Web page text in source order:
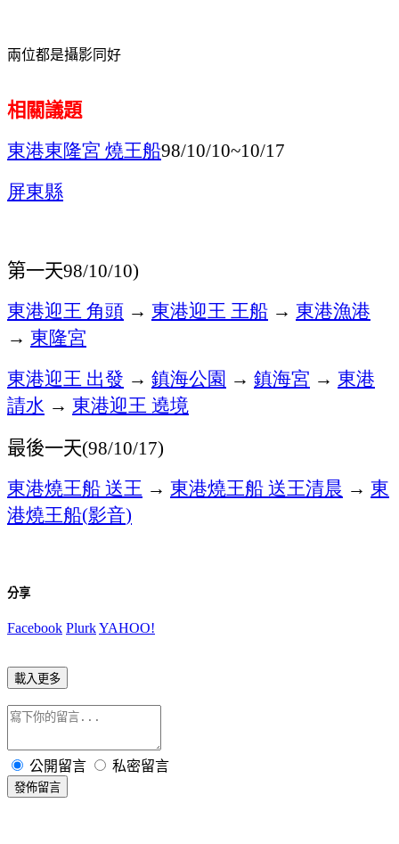
兩位都是攝影同好
相關議題
東港東隆宮 燒王船98/10/10~10/17
屏東縣
第一天98/10/10)
東港迎王 角頭 → 東港迎王 王船 → 東港漁港
→ 東隆宮
東港迎王 出發 → 鎮海公園 → 鎮海宮 → 東港
請水 → 東港迎王 遶境
最後一天(98/10/17)
東港燒王船送王 → 東港燒王船送王清晨 → 東
港燒王船(影音)
分享
Facebook PlurkYAHOO!
載入更多
公開留言 私密留言
發佈留言